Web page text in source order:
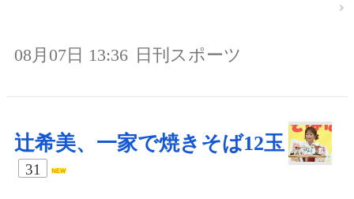
08月07日 13:36 日刊スポーツ
辻希美、一家で焼きそば12玉
31